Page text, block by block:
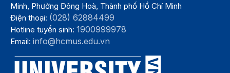
Minh, Phường Đông Hoà, Thành phố Hồ Chí Minh
Điện thoại: (028) 62884499
Hotline tuyển sinh:1900999978
Email:info@hcmus.edu.vn